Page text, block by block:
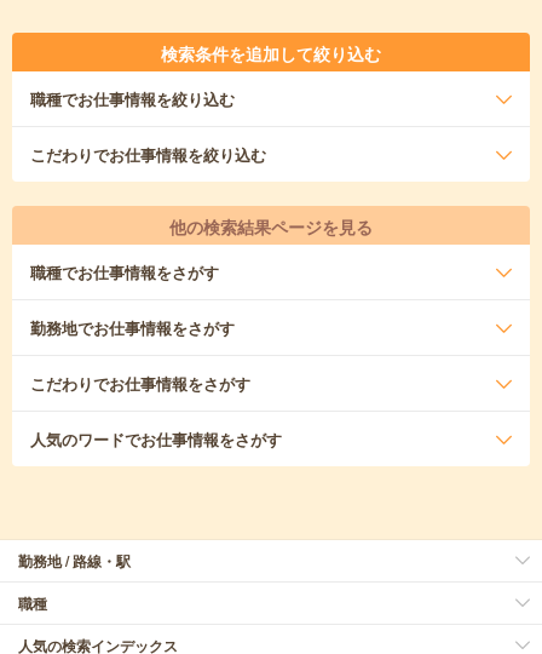
検索条件を追加して絞り込む
職種でお仕事情報を絞り込む
こだわりでお仕事情報を絞り込む
他の検索結果ページを見る
職種でお仕事情報をさがす
勤務地でお仕事情報をさがす
こだわりでお仕事情報をさがす
人気のワードでお仕事情報をさがす
勤務地 / 路線・駅
職種
人気の検索インデックス